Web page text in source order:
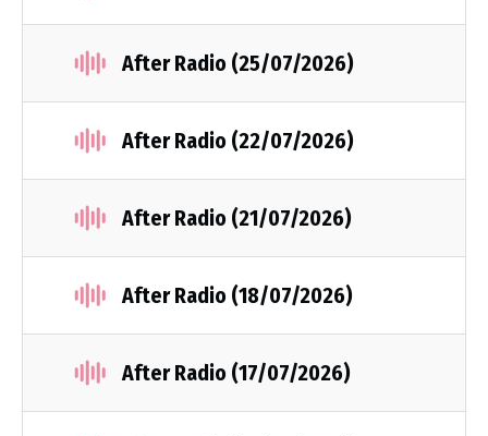
After Radio (25/07/2026)
After Radio (22/07/2026)
After Radio (21/07/2026)
After Radio (18/07/2026)
After Radio (17/07/2026)